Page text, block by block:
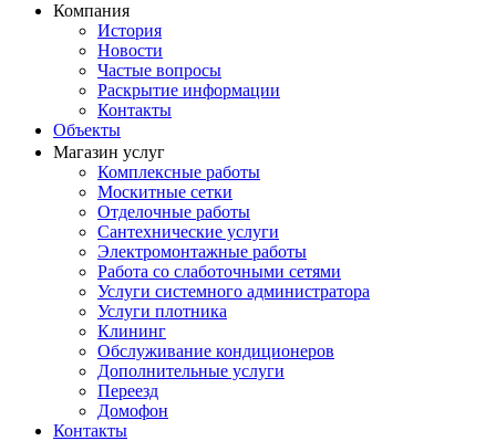
Компания
История
Новости
Частые вопросы
Раскрытие информации
Контакты
Объекты
Магазин услуг
Комплексные работы
Москитные сетки
Отделочные работы
Сантехнические услуги
Электромонтажные работы
Работа со слаботочными сетями
Услуги системного администратора
Услуги плотника
Клининг
Обслуживание кондиционеров
Дополнительные услуги
Переезд
Домофон
Контакты